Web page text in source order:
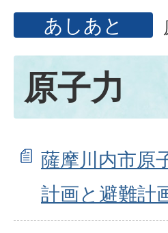
あしあと
原子力
薩摩川内市原
計画と避難計